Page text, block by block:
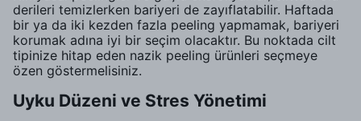
derileri temizlerken bariyeri de zayıflatabilir. Haftada
bir ya da iki kezden fazla peeling yapmamak, bariyeri
korumak adına iyi bir seçim olacaktır. Bu noktada cilt
tipinize hitap eden nazik peeling ürünleri seçmeye
özen göstermelisiniz.
Uyku Düzeni ve Stres Yönetimi